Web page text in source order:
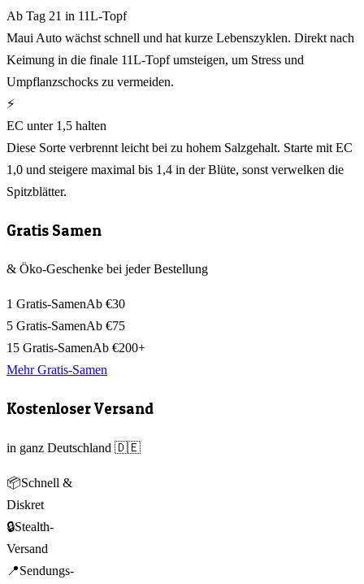
Ab Tag 21 in 11L-Topf
Maui Auto wächst schnell und hat kurze Lebenszyklen. Direkt nach
Keimung in die finale 11L-Topf umsteigen, um Stress und
Umpflanzschocks zu vermeiden.
⚡
EC unter 1,5 halten
Diese Sorte verbrennt leicht bei zu hohem Salzgehalt. Starte mit EC
1,0 und steigere maximal bis 1,4 in der Blüte, sonst verwelken die
Spitzblätter.
Gratis Samen
& Öko-Geschenke bei jeder Bestellung
1 Gratis-SamenAb €30
5 Gratis-SamenAb €75
15 Gratis-SamenAb €200+
Mehr Gratis-Samen
Kostenloser Versand
in ganz Deutschland 🇩🇪
📦Schnell &
Diskret
🔒Stealth-
Versand
📍Sendungs-